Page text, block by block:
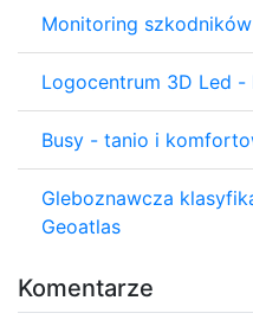
Monitoring szkodników
Logocentrum 3D Led
Busy - tanio i
Gleboznawcza
Geoatlas
Komentarze